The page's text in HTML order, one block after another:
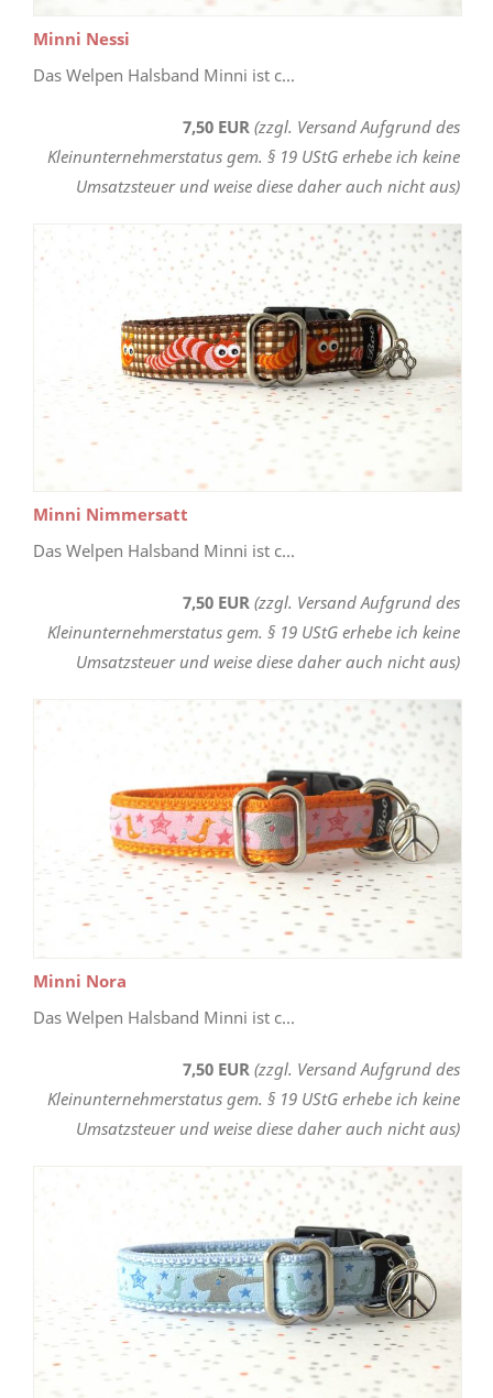
Minni Nessi
Das Welpen Halsband Minni ist c...
7,50 EUR (zzgl. Versand Aufgrund des
Kleinunternehmerstatus gem. § 19 UStG erhebe ich keine
Umsatzsteuer und weise diese daher auch nicht aus)
Minni Nimmersatt
Das Welpen Halsband Minni ist c...
7,50 EUR (zzgl. Versand Aufgrund des
Kleinunternehmerstatus gem. § 19 UStG erhebe ich keine
Umsatzsteuer und weise diese daher auch nicht aus)
Minni Nora
Das Welpen Halsband Minni ist c...
7,50 EUR (zzgl. Versand Aufgrund des
Kleinunternehmerstatus gem. § 19 UStG erhebe ich keine
Umsatzsteuer und weise diese daher auch nicht aus)